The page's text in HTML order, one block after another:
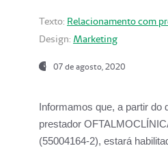
Texto: Relacionamento com
Design: Marketing
07 de agosto, 2020
Informamos que, a partir do
prestador
(55004164-2), estará